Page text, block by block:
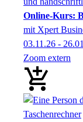
Online-Kurs:
mit Xpert
03.11.26 -
Zoom extern